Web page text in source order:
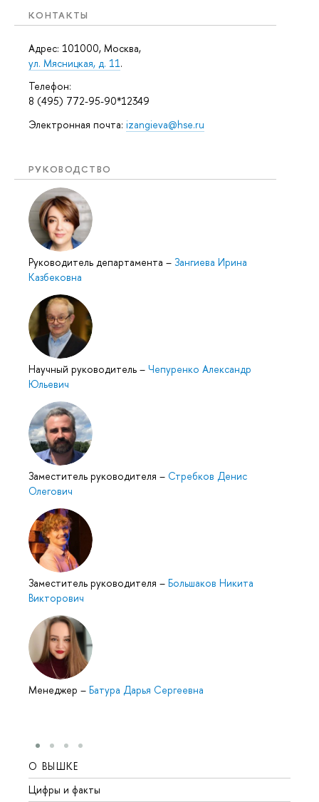
КОНТАКТЫ
Адрес: 101000, Москва,
ул. Мясницкая, д. 11.
Телефон:
8 (495) 772-95-90*12349
Электронная почта: izangieva@hse.ru
РУКОВОДСТВО
Руководитель департамента – Зангиева Ирина
Казбековна
Научный руководитель – Чепуренко Александр
Юльевич
Заместитель руководителя – Стребков Денис
Олегович
Заместитель руководителя – Большаков Никита
Викторович
Менеджер – Батура Дарья Сергеевна
О ВЫШКЕ
Цифры и факты